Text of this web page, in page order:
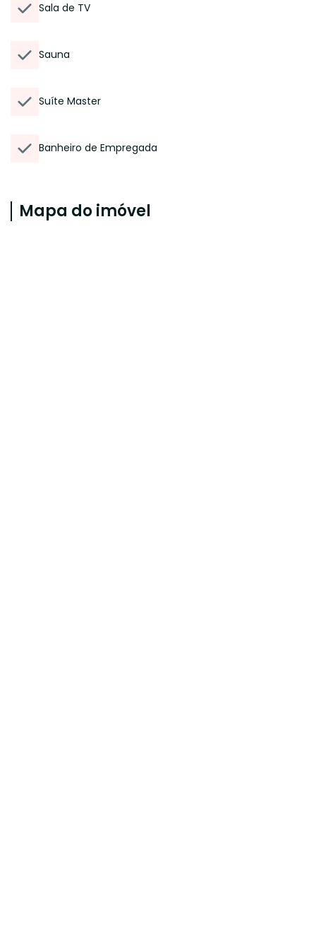
Sala de TV
Sauna
Suíte Master
Banheiro de Empregada
Mapa do imóvel